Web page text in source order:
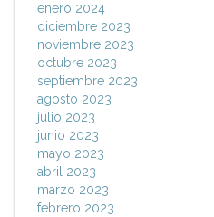
enero 2024
diciembre 2023
noviembre 2023
octubre 2023
septiembre 2023
agosto 2023
julio 2023
junio 2023
mayo 2023
abril 2023
marzo 2023
febrero 2023